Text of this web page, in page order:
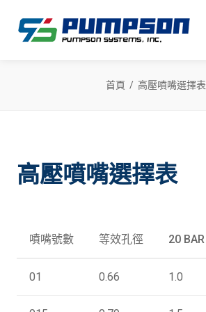
首頁 高壓噴嘴選擇表
高壓噴嘴選擇表
噴嘴號數 等效孔徑 20 BAR
01 0.66 1.0